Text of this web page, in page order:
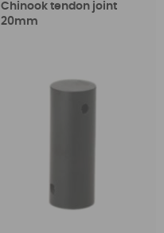
Chinook tendon joint
20mm